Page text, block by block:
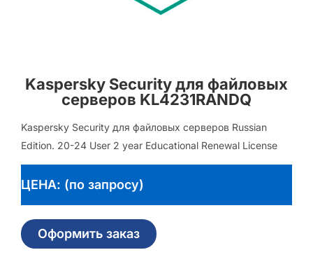
Kaspersky Security для файловых
серверов KL4231RANDQ
Kaspersky Security для файловых серверов Russian
Edition. 20-24 User 2 year Educational Renewal License
ЦЕНА: (по запросу)
Оформить заказ